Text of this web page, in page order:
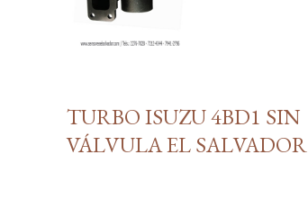
TURBO ISUZU 4BD1 SIN
VÁLVULA EL SALVADOR